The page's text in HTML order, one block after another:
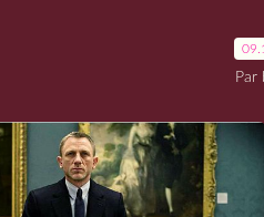
Par